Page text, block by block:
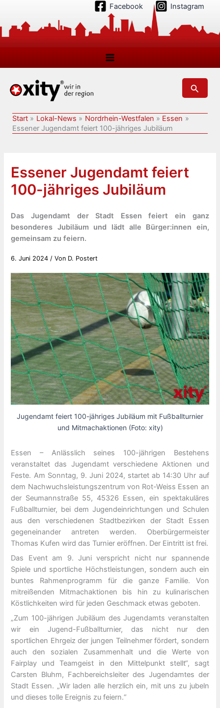
springen
Facebook Instagram
Suchen
Start Lokal-News Nordrhein-Westfalen
Essen
Essener Jugendamt feiert 100-jähriges Jubiläum
Essener Jugendamt feiert
100-jähriges Jubiläum
Das Jugendamt der Stadt Essen feiert ein ganz
besonderes Jubiläum und lädt alle Bürger:innen ein,
gemeinsam zu feiern.
6. Juni 2024 / Von D. Postert
Jugendamt feiert 100-jähriges Jubiläum mit Fußballturnier
und Mitmachaktionen (Foto: xity)
Essen – Anlässlich seines 100-jährigen Bestehens
veranstaltet das Jugendamt verschiedene Aktionen und
Feste. Am Sonntag, 9. Juni 2024, startet ab 14:30 Uhr auf
dem Nachwuchsleistungszentrum von Rot-Weiss Essen an
der Seumannstraße 55, 45326 Essen, ein spektakuläres
Fußballturnier, bei dem Jugendeinrichtungen und Schulen
aus den verschiedenen Stadtbezirken der Stadt Essen
gegeneinander antreten werden. Oberbürgermeister
Thomas Kufen wird das Turnier eröffnen. Der Eintritt ist frei.
Das Event am 9. Juni verspricht nicht nur spannende
Spiele und sportliche Höchstleistungen, sondern auch ein
buntes Rahmenprogramm für die ganze Familie. Von
mitreißenden Mitmachaktionen bis hin zu kulinarischen
Köstlichkeiten wird für jeden Geschmack etwas geboten.
„Zum 100-jährigen Jubiläum des Jugendamts veranstalten
wir ein Jugend-Fußballturnier, das nicht nur den
sportlichen Ehrgeiz der jungen Teilnehmer fördert, sondern
auch den sozialen Zusammenhalt und die Werte von
Fairplay und Teamgeist in den Mittelpunkt stellt“, sagt
Carsten Bluhm, Fachbereichsleiter des Jugendamtes der
Stadt Essen. „Wir laden alle herzlich ein, mit uns zu jubeln
und dieses tolle Ereignis zu feiern.“